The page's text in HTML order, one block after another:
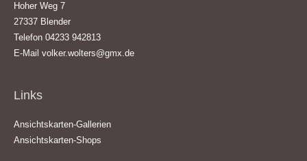
Hoher Weg 7
27337 Blender
Telefon 04233 942813
E-Mail volker.wolters@gmx.de
Links
Ansichtskarten-Gallerien
Ansichtskarten-Shops